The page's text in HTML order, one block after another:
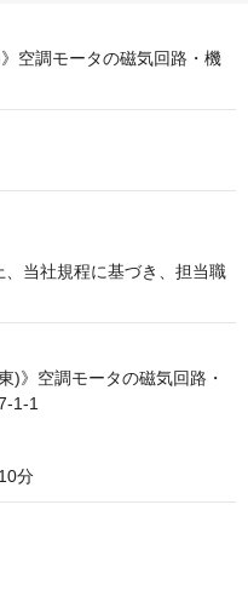
空調モータの磁気回路・機
当社規程に基づき、担当職
分